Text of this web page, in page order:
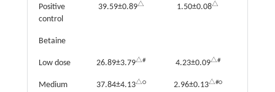
Positive
control
39.59±0.89△ 1.50±0.08△
Betaine
Low dose 26.89±3.79△# 4.23±0.09△#
Medium
37.84±4.13△○ 2.96±0.13△#○